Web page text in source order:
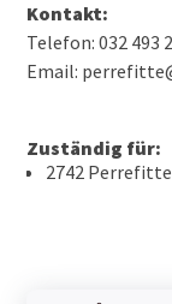
Kontakt:
Telefon: 032 493
Email:
Zuständig für:
2742 Perrefitte